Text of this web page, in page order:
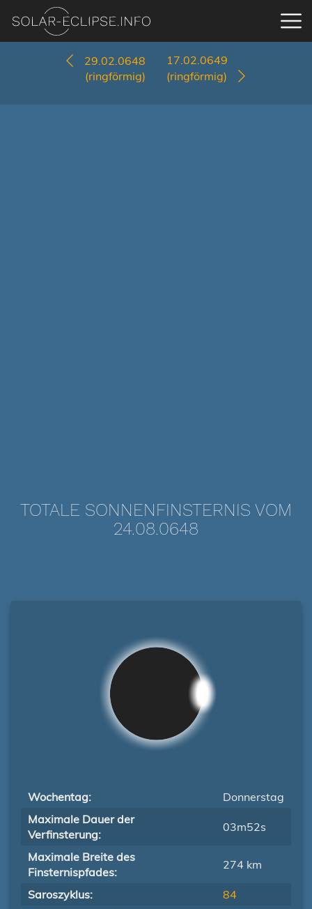
29.02.0648
(ringförmig)
17.02.0649
(ringförmig)
TOTALE SONNENFINSTERNIS VOM
24.08.0648
Wochentag:
Donnerstag
Maximale Dauer der
Verfinsterung:
03m52s
Maximale Breite des
Finsternispfades:
274 km
Saroszyklus:
84